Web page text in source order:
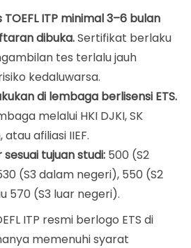
ITP minimal 3–6 bulan
dibuka.Sertifikat berlaku
tes terlalu jauh
kedaluwarsa.
di lembaga berlisensi ETS.
melalui HKI DJKI, SK
afiliasi IIEF.
tujuan studi: 500 (S2
(S3 dalam negeri), 550 (S2
570 (S3 luar negeri).
ITP resmi berlogo ETS di
memenuhi syarat